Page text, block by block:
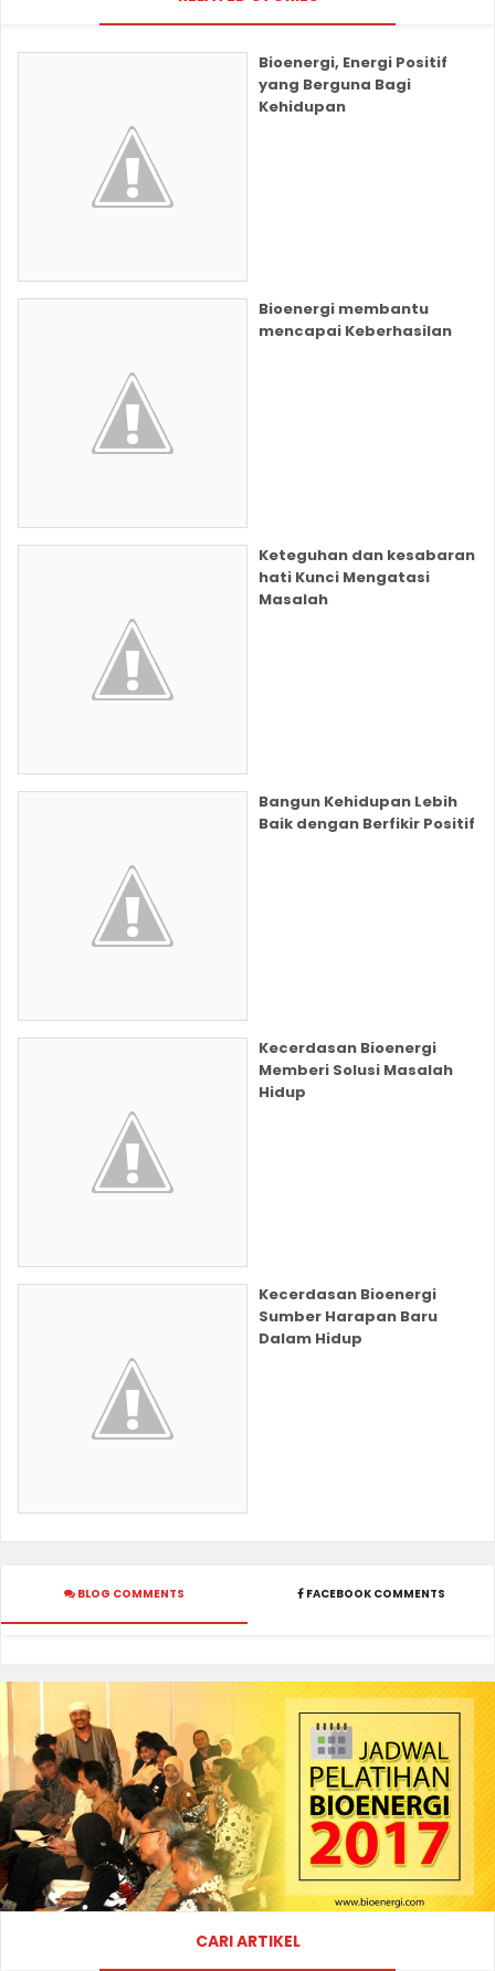
Bioenergi, Energi Positif
yang Berguna Bagi
Kehidupan
Bioenergi membantu
mencapai Keberhasilan
Keteguhan dan kesabaran
hati Kunci Mengatasi
Masalah
Bangun Kehidupan Lebih
Baik dengan Berfikir Positif
Kecerdasan Bioenergi
Memberi Solusi Masalah
Hidup
Kecerdasan Bioenergi
Sumber Harapan Baru
Dalam Hidup
BLOG COMMENTS FACEBOOK COMMENTS
CARI ARTIKEL